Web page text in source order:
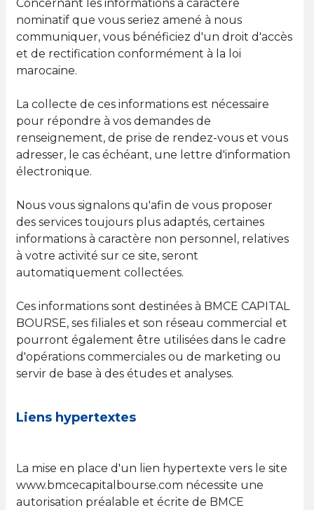
Concernant les informations à caractère
nominatif que vous seriez amené à nous
communiquer, vous bénéficiez d'un droit d'accès
et de rectification conformément à la loi
marocaine.
La collecte de ces informations est nécessaire
pour répondre à vos demandes de
renseignement, de prise de rendez-vous et vous
adresser, le cas échéant, une lettre d'information
électronique.
Nous vous signalons qu'afin de vous proposer
des services toujours plus adaptés, certaines
informations à caractère non personnel, relatives
à votre activité sur ce site, seront
automatiquement collectées.
Ces informations sont destinées à BMCE CAPITAL
BOURSE, ses filiales et son réseau commercial et
pourront également être utilisées dans le cadre
d'opérations commerciales ou de marketing ou
servir de base à des études et analyses.
Liens hypertextes
La mise en place d'un lien hypertexte vers le site
www.bmcecapitalbourse.com nécessite une
autorisation préalable et écrite de BMCE